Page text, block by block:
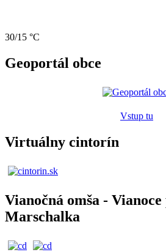
30/15 °C
Geoportál obce
Vstup tu
Virtuálny cintorín
Vianočná omša -
Marschalka